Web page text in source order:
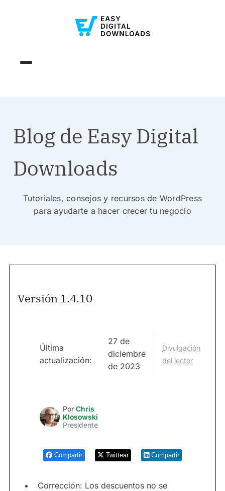
Blog de Easy Digital
Downloads
Tutoriales, consejos y recursos de WordPress
para ayudarte a hacer crecer tu negocio
Versión 1.4.10
Última
actualización:
27 de
diciembre
de 2023
Divulgación
del lector
Por Chris
Klosowski
Presidente
Compartir Twittear Compartir
Corrección: Los descuentos no se